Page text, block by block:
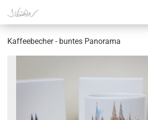
Kaffeebecher - buntes Panorama